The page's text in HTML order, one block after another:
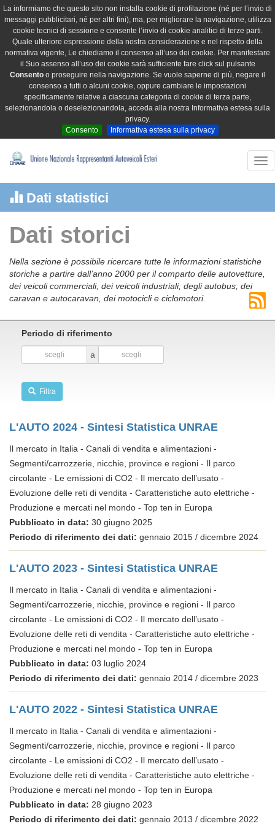
La informiamo che questo sito non installa cookie di profilazione (né per l’invio di
messaggi pubblicitari, né per altri fini); ma, per migliorare la navigazione, utilizza
cookie tecnici di sessione e consente l’invio di cookie analitici di terze parti.
Quale ulteriore espressione della nostra considerazione e nel rispetto della
normativa vigente, Le chiediamo il consenso all’uso dei cookie. Per manifestare
il Suo assenso all’uso dei cookie sarà sufficiente fare click sul pulsante
Consento o proseguire nella navigazione. Se vuole saperne di più, negare il
consenso a tutti o alcuni cookie, oppure cambiare le impostazioni
specificamente relative a ciascuna categoria di cookie di terza parte,
selezionandola o deselezionandola, acceda alla nostra Informativa estesa sulla
privacy.
Consento
Informativa estesa sulla privacy
Dati statistici
Dati storici
Nella sezione è possibile ricercare tutte le informazioni statistiche
storiche a partire dall’anno 2000 per il comparto delle autovetture,
dei veicoli commerciali, dei veicoli industriali, degli autobus, dei
caravan e autocaravan, dei motocicli e ciclomotori.
Periodo di riferimento
a
Filtra
L'AUTO 2024 - Sintesi Statistica UNRAE
Il mercato in Italia - Canali di vendita e alimentazioni -
Segmenti/carrozzerie, nicchie, province e regioni - Il parco
circolante - Le emissioni di CO2 - Il mercato dell’usato -
Evoluzione delle reti di vendita - Caratteristiche auto elettriche -
Produzione e mercati nel mondo - Top ten in Europa
Pubblicato in data: 30 giugno 2025
Periodo di riferimento dei dati: gennaio 2015 / dicembre 2024
L'AUTO 2023 - Sintesi Statistica UNRAE
Il mercato in Italia - Canali di vendita e alimentazioni -
Segmenti/carrozzerie, nicchie, province e regioni - Il parco
circolante - Le emissioni di CO2 - Il mercato dell’usato -
Evoluzione delle reti di vendita - Caratteristiche auto elettriche -
Produzione e mercati nel mondo - Top ten in Europa
Pubblicato in data: 03 luglio 2024
Periodo di riferimento dei dati: gennaio 2014 / dicembre 2023
L'AUTO 2022 - Sintesi Statistica UNRAE
Il mercato in Italia - Canali di vendita e alimentazioni -
Segmenti/carrozzerie, nicchie, province e regioni - Il parco
circolante - Le emissioni di CO2 - Il mercato dell’usato -
Evoluzione delle reti di vendita - Caratteristiche auto elettriche -
Produzione e mercati nel mondo - Top ten in Europa
Pubblicato in data: 28 giugno 2023
Periodo di riferimento dei dati: gennaio 2013 / dicembre 2022